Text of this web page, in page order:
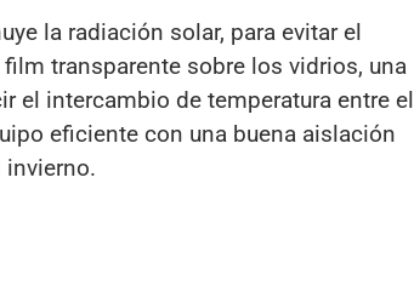
la radiación solar, para evitar el
transparente sobre los vidrios, una
el intercambio de temperatura entre el
eficiente con una buena aislación